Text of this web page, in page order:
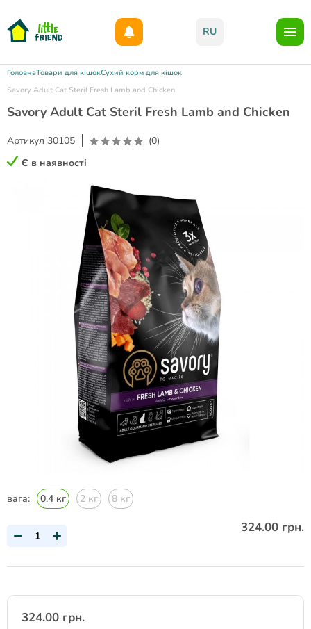
RU
ГоловнаТовари для кішокСухий корм для кішок
Savory Adult Cat Steril Fresh Lamb and Chicken
Savory Adult Cat Steril Fresh Lamb and Chicken
Артикул 30105
(0)
Є в наявності
вага: 0.4 кг 2 кг 8 кг
324.00 грн.
324.00 грн.